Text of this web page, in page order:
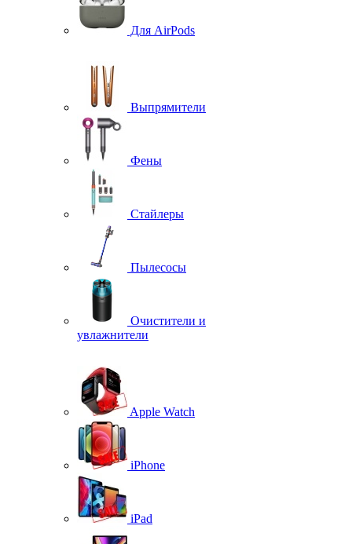
Для AirPods
Выпрямители
Фены
Стайлеры
Пылесосы
Очистители и
увлажнители
Apple Watch
iPhone
iPad